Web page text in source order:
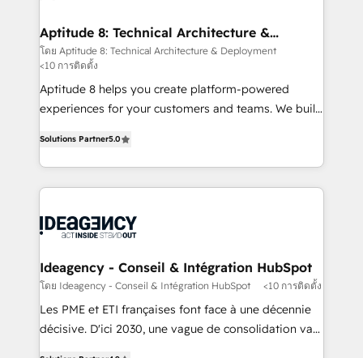
➤ L’intégration de CRM et de méthodologie RevOps
pour aligner les équipes marketing, commerciales et
support client (data migration, synchronisation API,
audit et maintenance) ➤ La création de sites internet
de conversion qui transforment les visiteurs en
stratégies d'acquisition marketing (SEO, SEA,
inbound, automatisation marketing, ABM, IA,
emailing) Informations clés : - 10 ans d'expérience -
experts conseil - 150 certifications HubSpot
Aptitude 8: Technical Architecture &
Deployment
โดย Aptitude 8: Technical Architecture & Deployment
<10 การติดตั้ง
Aptitude 8 helps you create platform-powered
experiences for your customers and teams. We build
across your entire tech stack. Aptitude 8 is trusted
by top brands such as Lenovo, Bluetooth,
International Sports Sciences Association, SXSW,
Randstad, Uber Freight, and HubSpot itself. We have
partner and expertise across operational strategy,
business-first process building, system integration,
custom development, and extensibility. When you
work with Aptitude 8, you get a team – not an
Solutions Partner5.0
Ideagency - Conseil & Intégration HubSpot
โดย Ideagency - Conseil & Intégration HubSpot <10 การติดตั้ง
Les PME et ETI françaises font face à une décennie
décisive. D'ici 2030, une vague de consolidation va